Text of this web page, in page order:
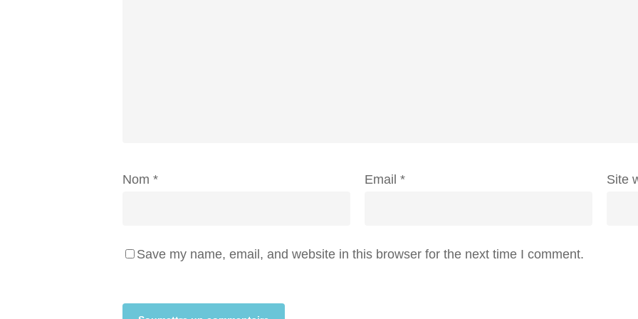
Nom * Email * Site
Save my name, email, and website in this browser for the next time I comment.